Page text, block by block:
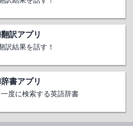
訳アプリ
訳結果を話す！
書アプリ
度に検索する英語辞書